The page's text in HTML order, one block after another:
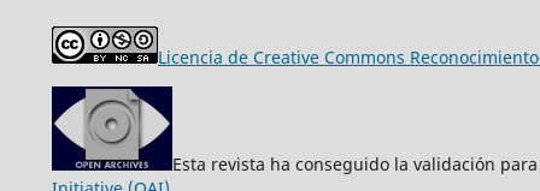
Licencia de Creative Commons
Esta revista ha conseguido la validación